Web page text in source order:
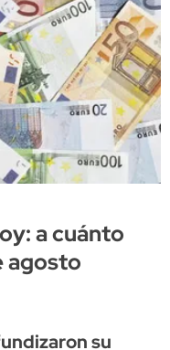
a cuánto
agosto
su